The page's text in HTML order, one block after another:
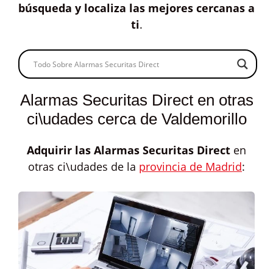
búsqueda y localiza las mejores cercanas a
ti.
Alarmas Securitas Direct en otras
ci\udades cerca de Valdemorillo
Adquirir las Alarmas Securitas Direct en
otras ci\udades de la provincia de Madrid: